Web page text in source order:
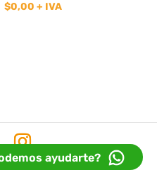
$0,00 + IVA
| DiseñoIdea32
ayudarte?